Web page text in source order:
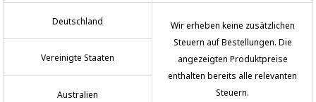
Deutschland
Wir erheben keine zusätzlichen
Steuern auf Bestellungen. Die
angezeigten Produktpreise
enthalten bereits alle relevanten
Steuern.
Vereinigte Staaten
Australien